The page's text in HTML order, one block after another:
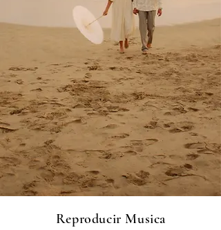
Reproducir Musica